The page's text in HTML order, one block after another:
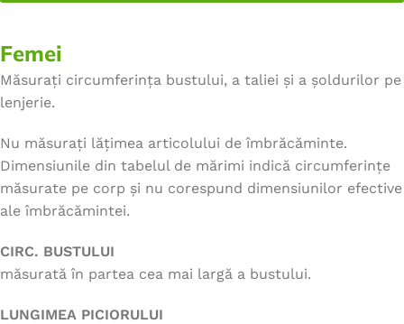
Femei
Măsurați circumferința bustului, a taliei și a șoldurilor pe
lenjerie.
Nu măsurați lățimea articolului de îmbrăcăminte.
Dimensiunile din tabelul de mărimi indică circumferințe
măsurate pe corp și nu corespund dimensiunilor efective
ale îmbrăcămintei.
CIRC. BUSTULUI
măsurată în partea cea mai largă a bustului.
LUNGIMEA PICIORULUI